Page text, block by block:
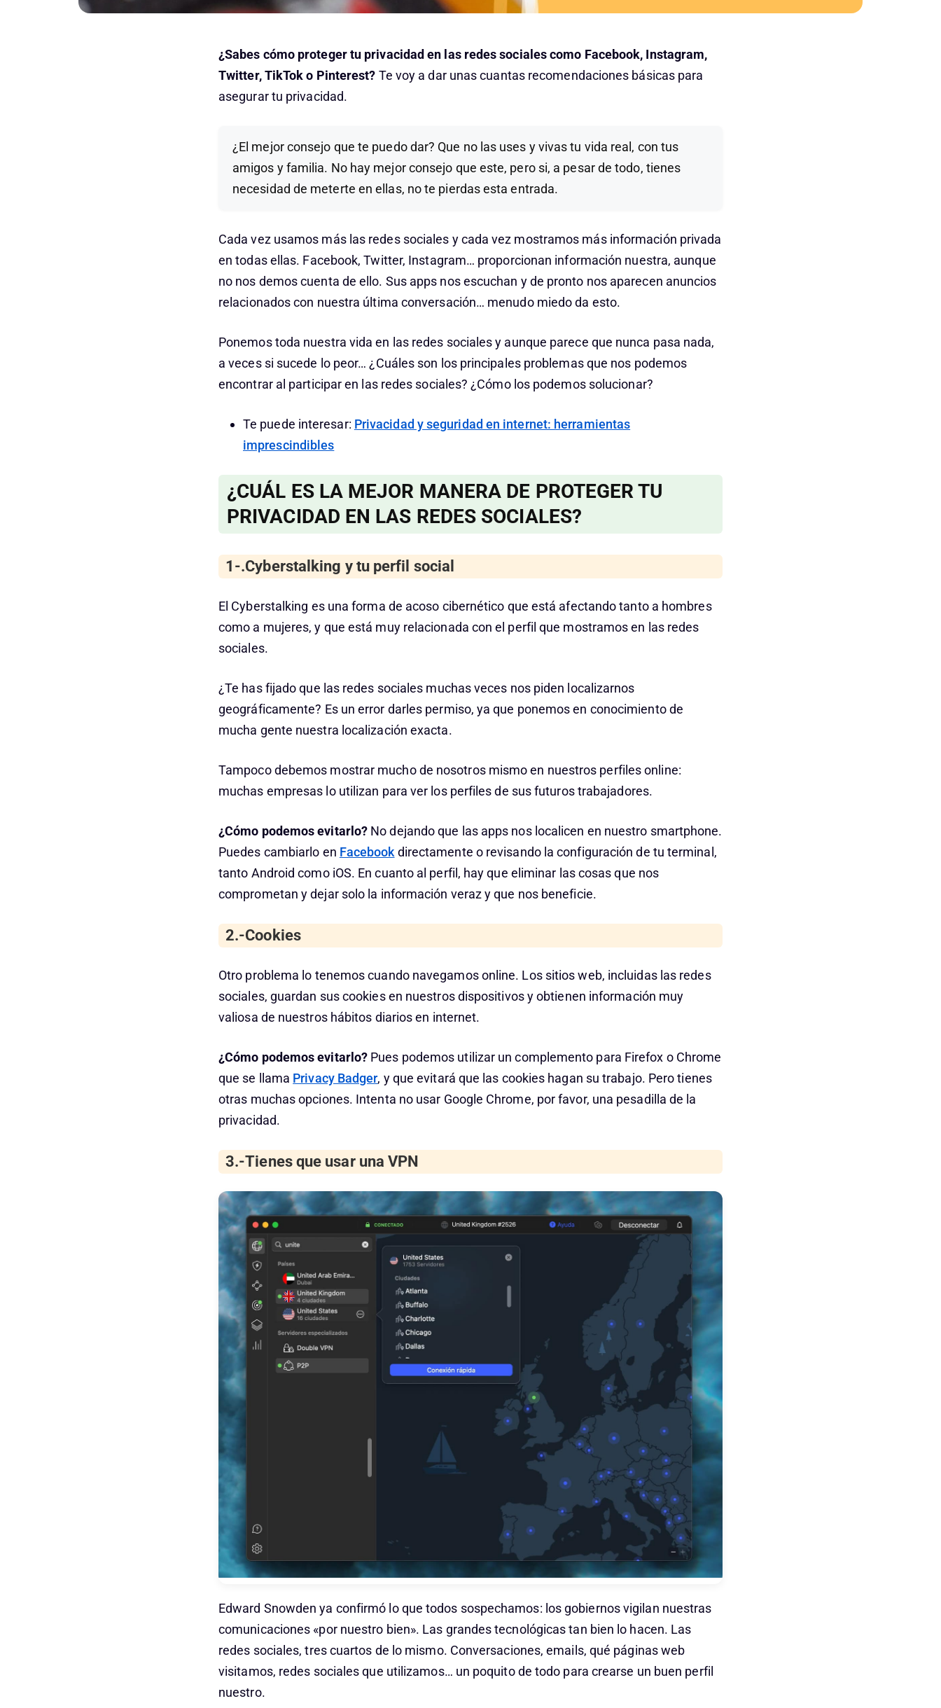
¿Sabes cómo proteger tu privacidad en las redes sociales como Facebook, Instagram,
Twitter, TikTok o Pinterest? Te voy a dar unas cuantas recomendaciones básicas para
asegurar tu privacidad.
¿El mejor consejo que te puedo dar? Que no las uses y vivas tu vida real, con tus
amigos y familia. No hay mejor consejo que este, pero si, a pesar de todo, tienes
necesidad de meterte en ellas, no te pierdas esta entrada.
Cada vez usamos más las redes sociales y cada vez mostramos más información privada
en todas ellas. Facebook, Twitter, Instagram… proporcionan información nuestra, aunque
no nos demos cuenta de ello. Sus apps nos escuchan y de pronto nos aparecen anuncios
relacionados con nuestra última conversación… menudo miedo da esto.
Ponemos toda nuestra vida en las redes sociales y aunque parece que nunca pasa nada,
a veces si sucede lo peor… ¿Cuáles son los principales problemas que nos podemos
encontrar al participar en las redes sociales? ¿Cómo los podemos solucionar?
Te puede interesar: Privacidad y seguridad en internet: herramientas
imprescindibles
¿CUÁL ES LA MEJOR MANERA DE PROTEGER TU
PRIVACIDAD EN LAS REDES SOCIALES?
1-.Cyberstalking y tu perfil social
El Cyberstalking es una forma de acoso cibernético que está afectando tanto a hombres
como a mujeres, y que está muy relacionada con el perfil que mostramos en las redes
sociales.
¿Te has fijado que las redes sociales muchas veces nos piden localizarnos
geográficamente? Es un error darles permiso, ya que ponemos en conocimiento de
mucha gente nuestra localización exacta.
Tampoco debemos mostrar mucho de nosotros mismo en nuestros perfiles online:
muchas empresas lo utilizan para ver los perfiles de sus futuros trabajadores.
¿Cómo podemos evitarlo? No dejando que las apps nos localicen en nuestro smartphone.
Puedes cambiarlo en Facebook directamente o revisando la configuración de tu terminal,
tanto Android como iOS. En cuanto al perfil, hay que eliminar las cosas que nos
comprometan y dejar solo la información veraz y que nos beneficie.
2.-Cookies
Otro problema lo tenemos cuando navegamos online. Los sitios web, incluidas las redes
sociales, guardan sus cookies en nuestros dispositivos y obtienen información muy
valiosa de nuestros hábitos diarios en internet.
¿Cómo podemos evitarlo? Pues podemos utilizar un complemento para Firefox o Chrome
que se llama Privacy Badger, y que evitará que las cookies hagan su trabajo. Pero tienes
otras muchas opciones. Intenta no usar Google Chrome, por favor, una pesadilla de la
privacidad.
3.-Tienes que usar una VPN
Edward Snowden ya confirmó lo que todos sospechamos: los gobiernos vigilan nuestras
comunicaciones «por nuestro bien». Las grandes tecnológicas tan bien lo hacen. Las
redes sociales, tres cuartos de lo mismo. Conversaciones, emails, qué páginas web
visitamos, redes sociales que utilizamos… un poquito de todo para crearse un buen perfil
nuestro.